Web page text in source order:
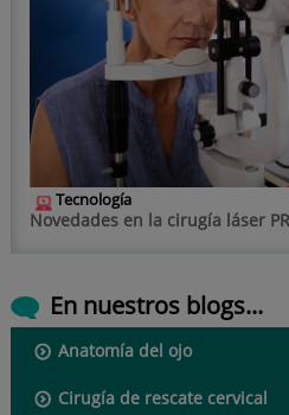
Tecnología
Novedades en la cirugía láser
En nuestros blogs...
Anatomía del ojo
Cirugía de rescate cervical